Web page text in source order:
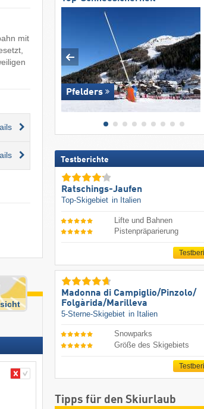
mit
Pfelders
Testberichte
Ratschings-Jaufen
Top-Skigebiet in Italien
Lifte und Bahnen
Pistenpräparierung
Madonna di Campiglio/​Pinzolo/​
Folgàrida/​Marilleva
5-Sterne-Skigebiet in Italien
Snowparks
Größe des Skigebiets
Tipps für den Skiurlaub